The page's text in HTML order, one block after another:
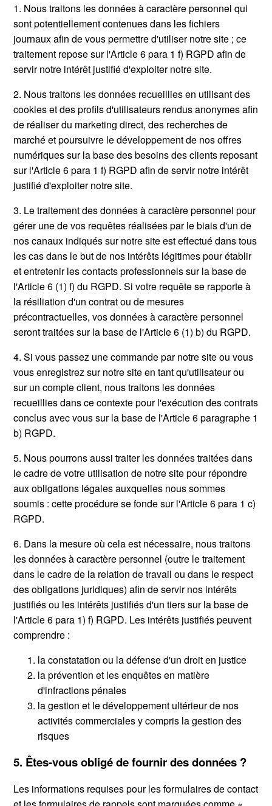
1. Nous traitons les données à caractère personnel qui
sont potentiellement contenues dans les fichiers
journaux afin de vous permettre d'utiliser notre site ; ce
traitement repose sur l'Article 6 para 1 f) RGPD afin de
servir notre intérêt justifié d'exploiter notre site.
2. Nous traitons les données recueillies en utilisant des
cookies et des profils d'utilisateurs rendus anonymes afin
de réaliser du marketing direct, des recherches de
marché et poursuivre le développement de nos offres
numériques sur la base des besoins des clients reposant
sur l'Article 6 para 1 f) RGPD afin de servir notre intérêt
justifié d'exploiter notre site.
3. Le traitement des données à caractère personnel pour
gérer une de vos requêtes réalisées par le biais d'un de
nos canaux indiqués sur notre site est effectué dans tous
les cas dans le but de nos intérêts légitimes pour établir
et entretenir les contacts professionnels sur la base de
l'Article 6 (1) f) du RGPD. Si votre requête se rapporte à
la résiliation d'un contrat ou de mesures
précontractuelles, vos données à caractère personnel
seront traitées sur la base de l'Article 6 (1) b) du RGPD.
4. Si vous passez une commande par notre site ou vous
vous enregistrez sur notre site en tant qu'utilisateur ou
sur un compte client, nous traitons les données
recueillies dans ce contexte pour l'exécution des contrats
conclus avec vous sur la base de l'Article 6 paragraphe 1
b) RGPD.
5. Nous pourrons aussi traiter les données traitées dans
le cadre de votre utilisation de notre site pour répondre
aux obligations légales auxquelles nous sommes
soumis : cette procédure se fonde sur l'Article 6 para 1 c)
RGPD.
6. Dans la mesure où cela est nécessaire, nous traitons
les données à caractère personnel (outre le traitement
dans le cadre de la relation de travail ou dans le respect
des obligations juridiques) afin de servir nos intérêts
justifiés ou les intérêts justifiés d'un tiers sur la base de
l'Article 6 para 1) f) RGPD. Les intérêts justifiés peuvent
comprendre :
la constatation ou la défense d'un droit en justice
la prévention et les enquêtes en matière
d'infractions pénales
la gestion et le développement ultérieur de nos
activités commerciales y compris la gestion des
risques
5. Êtes-vous obligé de fournir des données ?
Les informations requises pour les formulaires de contact